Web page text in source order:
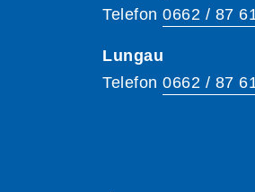
Telefon 0662 / 87
Lungau
Telefon 0662 / 87